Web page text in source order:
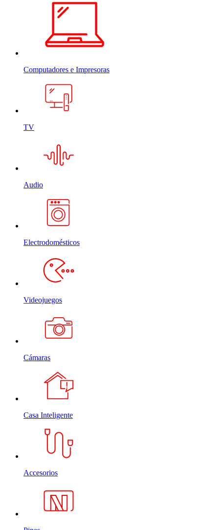
Computadores e Impresoras
TV
Audio
Electrodomésticos
Videojuegos
Cámaras
Casa Inteligente
Accesorios